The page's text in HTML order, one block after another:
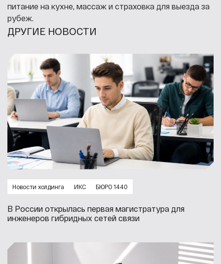
питание на кухне, массаж и страховка для выезда за
рубеж.
ДРУГИЕ НОВОСТИ
Новости холдинга ИКС БЮРО 1440
В России открылась первая магистратура для
инженеров гибридных сетей связи